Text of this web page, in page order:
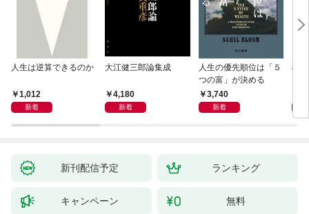
人生は逆算できるのか
1,012
新着
大江健三郎論集成
4,180
新着
人生の優先順位は「５
つの富」が決める
3,740
新着
極
新刊配信予定 ランキング
キャンペーン 無料